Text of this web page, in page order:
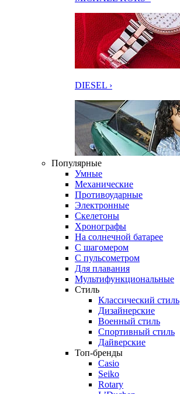
DIESEL ›
Популярные
Умные
Механические
Противоударные
Электронные
Скелетоны
Хронографы
На солнечной батарее
С шагомером
С пульсометром
Для плавания
Мультифункциональные
Стиль
Классический стиль
Дизайнерские
Военный стиль
Спортивный стиль
Дайверские
Топ-бренды
Casio
Seiko
Rotary